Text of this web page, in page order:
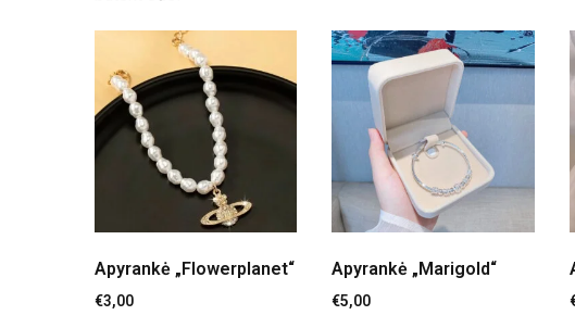
Apyrankė „Flowerplanet“
€3,00
Apyrankė „Marigold“
€5,00